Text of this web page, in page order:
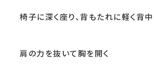
椅子に深く座り、背もたれに軽く背
肩の力を抜いて胸を開く